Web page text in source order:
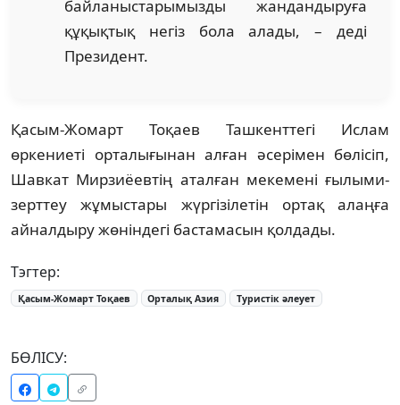
байланыстарымызды жандандыруға
құқықтық негіз бола алады, – деді
Президент.
Қасым-Жомарт Тоқаев Ташкенттегі Ислам
өркениеті орталығынан алған әсерімен бөлісіп,
Шавкат Мирзиёевтің аталған мекемені ғылыми-
зерттеу жұмыстары жүргізілетін ортақ алаңға
айналдыру жөніндегі бастамасын қолдады.
Тэгтер:
Қасым-Жомарт Тоқаев Орталық Азия Туристік әлеует
БӨЛІСУ: